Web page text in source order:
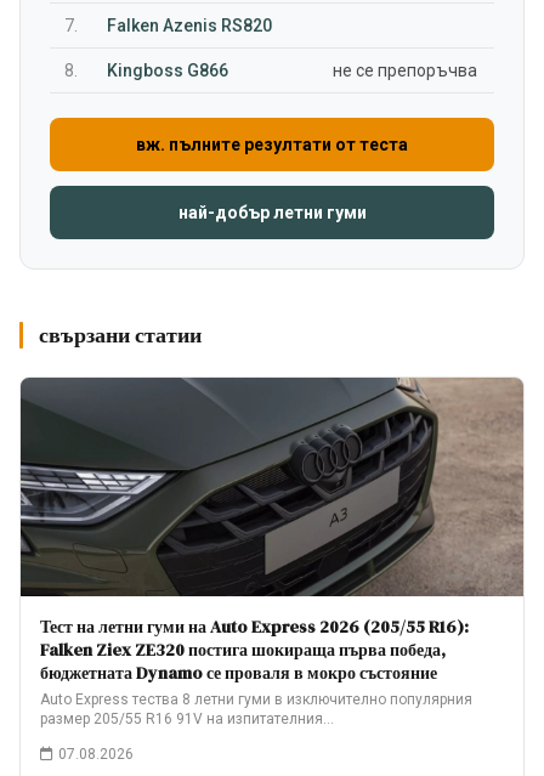
7. Falken Azenis RS820
8. Kingboss G866 не се препоръчва
вж. пълните резултати от теста
най-добър летни гуми
свързани статии
Тест на летни гуми на Auto Express 2026 (205/55 R16):
Falken Ziex ZE320 постига шокираща първа победа,
бюджетната Dynamo се проваля в мокро състояние
Auto Express тества 8 летни гуми в изключително популярния
размер 205/55 R16 91V на изпитателния…
07.08.2026